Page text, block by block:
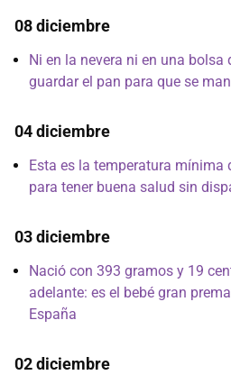
08 diciembre
Ni en la nevera ni en una
guardar el pan para que se
04 diciembre
Esta es la temperatura mínima
para tener buena salud sin
03 diciembre
Nació con 393 gramos y 19
adelante: es el bebé gran
España
02 diciembre